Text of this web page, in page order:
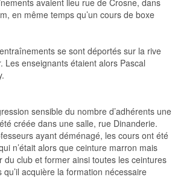
avaient lieu rue de Crosne, dans
en même temps qu’un cours de boxe
se sont déportés sur la rive
Les enseignants étaient alors Pascal
sensible du nombre d’adhérents une
créée dans une salle, rue Dinanderie.
ayant déménagé, les cours ont été
n’était alors que ceinture marron mais
du club et former ainsi toutes les ceintures
acquière la formation nécessaire